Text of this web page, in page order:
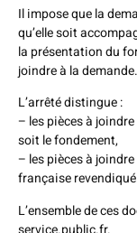
Il impose que la
qu’elle soit
la présentation du
joindre à la demande.
L’arrêté distingue :
– les pièces à
soit le fondement,
– les pièces à
française
L’ensemble de ces